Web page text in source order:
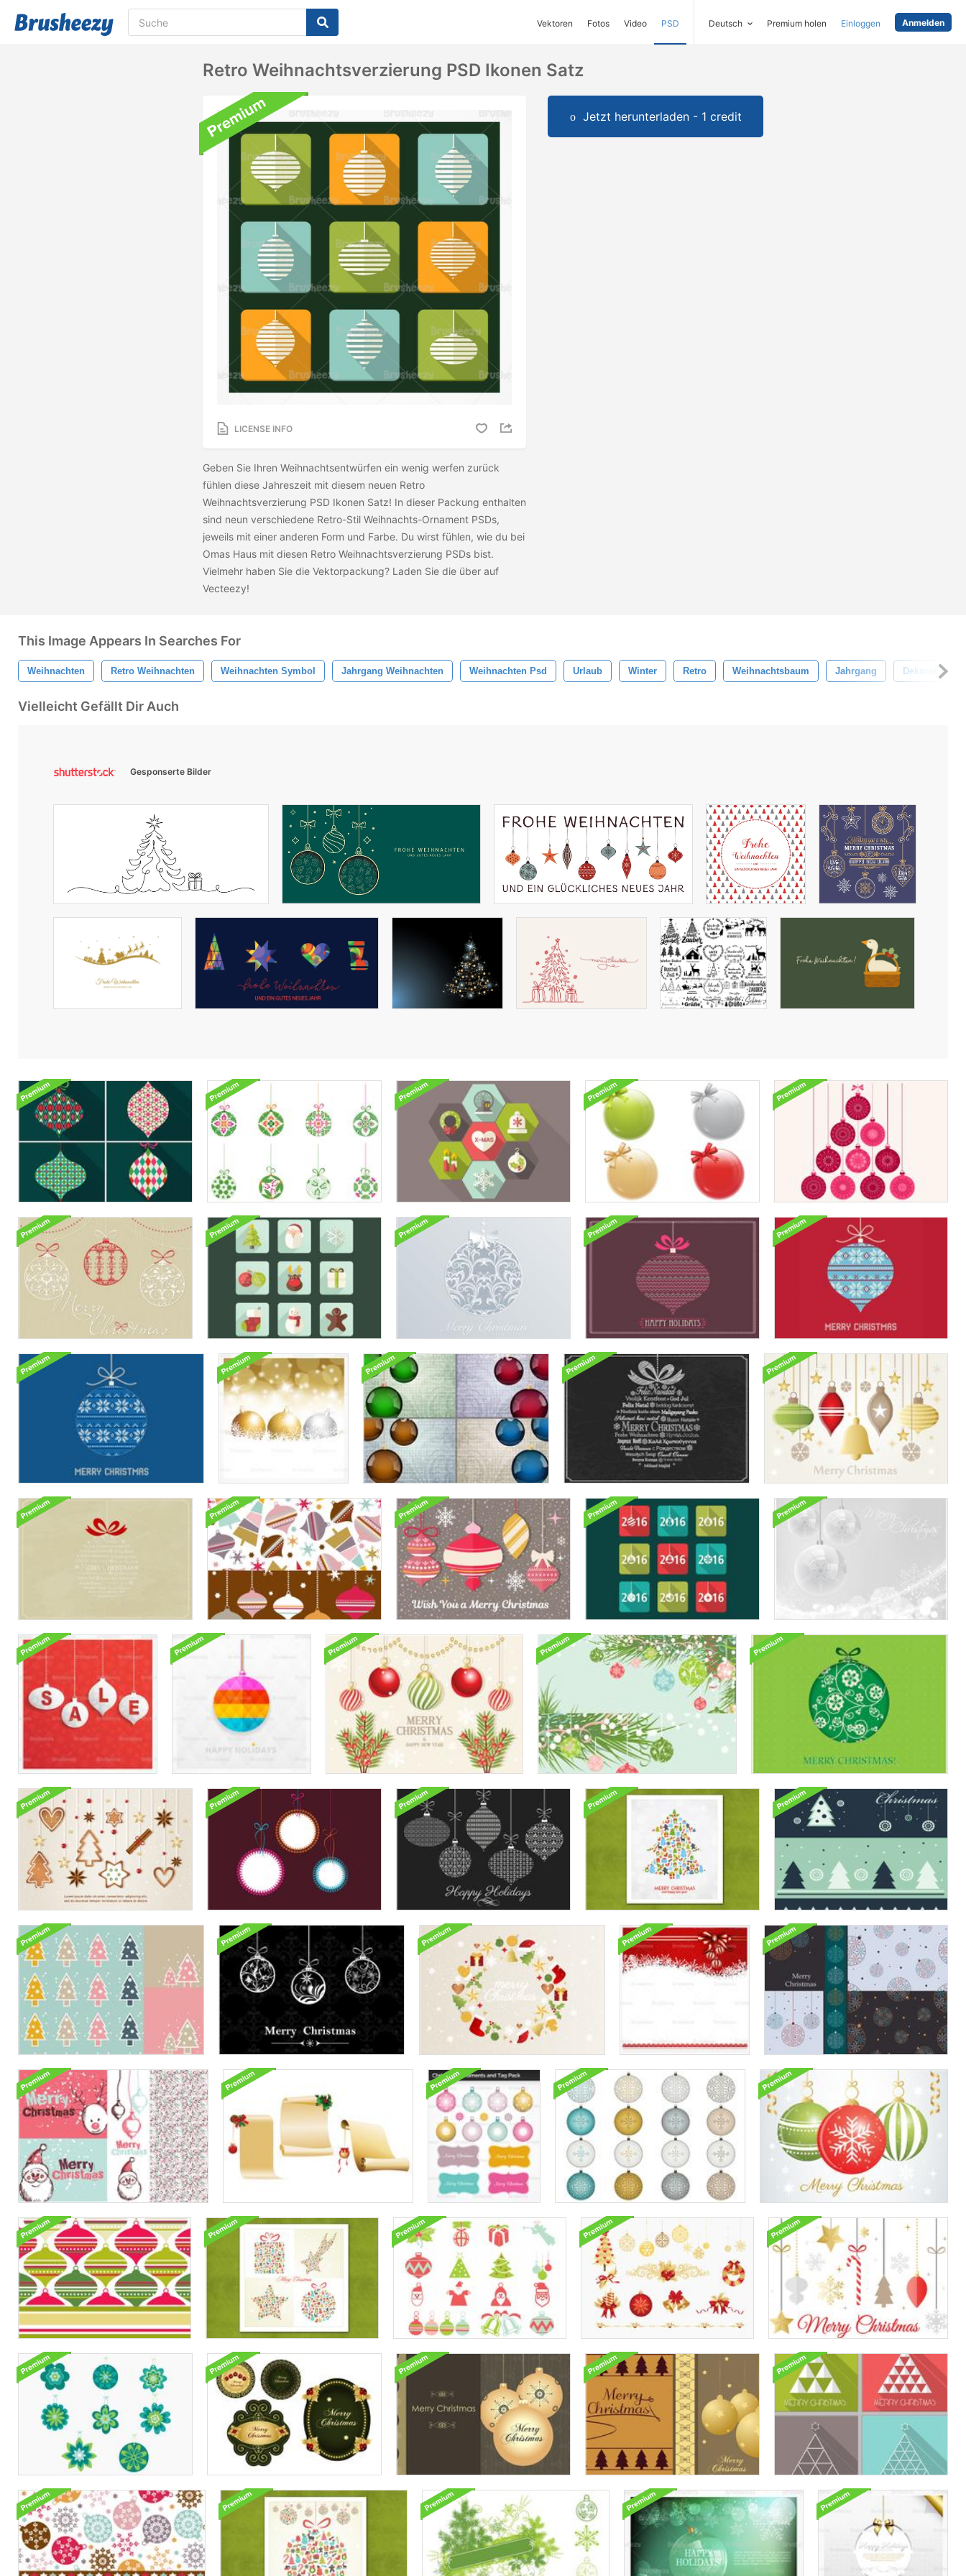
Vektoren Fotos Video PSD Deutsch Premium holen Einloggen Anmelden
Retro Weihnachtsverzierung PSD Ikonen Satz
LICENSE INFO
Geben Sie Ihren Weihnachtsentwürfen ein wenig werfen zurück
fühlen diese Jahreszeit mit diesem neuen Retro
Weihnachtsverzierung PSD Ikonen Satz! In dieser Packung enthalten
sind neun verschiedene Retro-Stil Weihnachts-Ornament PSDs,
jeweils mit einer anderen Form und Farbe. Du wirst fühlen, wie du bei
Omas Haus mit diesen Retro Weihnachtsverzierung PSDs bist.
Vielmehr haben Sie die Vektorpackung? Laden Sie die über auf
Vecteezy!
Jetzt herunterladen - 1 credit
This Image Appears In Searches For
Weihnachten Retro Weihnachten Weihnachten Symbol Jahrgang Weihnachten Weihnachten Psd Urlaub Winter Retro Weihnachtsbaum Jahrgang Dekorativ
Vielleicht Gefällt Dir Auch
Gesponserte Bilder